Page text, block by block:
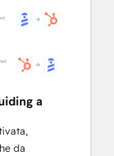
a
da